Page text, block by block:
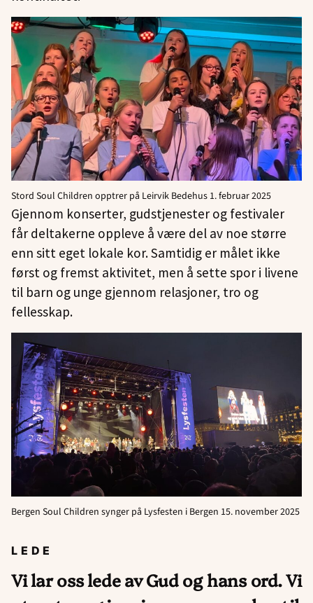
Stord Soul Children opptrer på Leirvik Bedehus 1. februar 2025
Gjennom konserter, gudstjenester og festivaler
får deltakerne oppleve å være del av noe større
enn sitt eget lokale kor. Samtidig er målet ikke
først og fremst aktivitet, men å sette spor i livene
til barn og unge gjennom relasjoner, tro og
fellesskap.
Bergen Soul Children synger på Lysfesten i Bergen 15. november 2025
LEDE
Vi lar oss lede av Gud og hans ord. Vi